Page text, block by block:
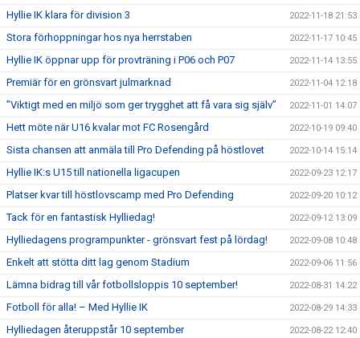
Hyllie IK klara för division 3 2022-11-18 21:53
Stora förhoppningar hos nya herrstaben 2022-11-17 10:45
Hyllie IK öppnar upp för provträning i P06 och P07 2022-11-14 13:55
Premiär för en grönsvart julmarknad 2022-11-04 12:18
”Viktigt med en miljö som ger trygghet att få vara sig själv” 2022-11-01 14:07
Hett möte när U16 kvalar mot FC Rosengård 2022-10-19 09:40
Sista chansen att anmäla till Pro Defending på höstlovet 2022-10-14 15:14
Hyllie IK:s U15 till nationella ligacupen 2022-09-23 12:17
Platser kvar till höstlovscamp med Pro Defending 2022-09-20 10:12
Tack för en fantastisk Hylliedag! 2022-09-12 13:09
Hylliedagens programpunkter - grönsvart fest på lördag! 2022-09-08 10:48
Enkelt att stötta ditt lag genom Stadium 2022-09-06 11:56
Lämna bidrag till vår fotbollsloppis 10 september! 2022-08-31 14:22
Fotboll för alla! – Med Hyllie IK 2022-08-29 14:33
Hylliedagen återuppstår 10 september 2022-08-22 12:40